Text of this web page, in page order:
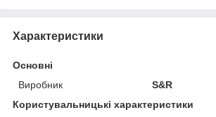
Характеристики
Основні
Виробник
S&R
Користувальницькі характеристики